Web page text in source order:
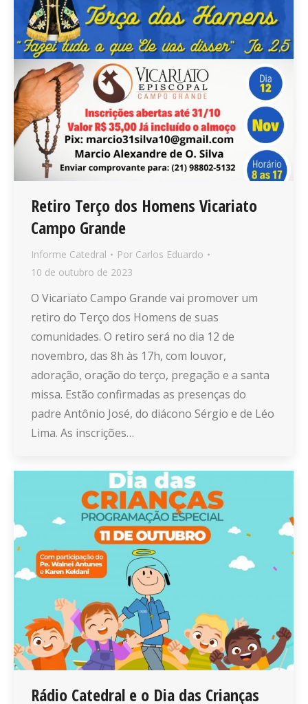
Retiro Terço dos Homens Vicariato
Campo Grande
Informe Catedral Por Carlos Eduardo
10 de outubro de 2023
O Vicariato Campo Grande vai promover um
retiro do Terço dos Homens de suas
comunidades. O retiro será no dia 12 de
novembro, das 8h às 17h, com louvor,
adoração, oração do terço, pregação e a santa
missa. Estão confirmadas as presenças do
padre Antônio José, do diácono Sérgio e de Léo
Lima. As inscrições…
Rádio Catedral e o Dia das Crianças